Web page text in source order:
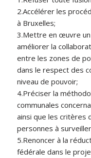
2.Accélérer les
à Bruxelles;
3.Mettre en œuvre un
améliorer la
entre les zones de
dans le respect des
niveau de pouvoir;
4.Préciser la
communales
ainsi que les critères
personnes à
5.Renoncer à la
fédérale dans le